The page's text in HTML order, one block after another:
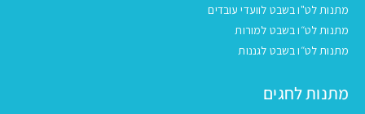
מתנות לט"ו בשבט לוועדי עובדים
מתנות לט״ו בשבט למורות
מתנות לט״ו בשבט לגננות
מתנות לחגים